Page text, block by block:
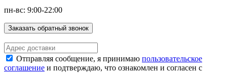
пн-вс: 9:00-22:00
Заказать обратный звонок
Отправляя сообщение, я принимаю пользовательское
соглашение и подтверждаю, что ознакомлен и согласен с